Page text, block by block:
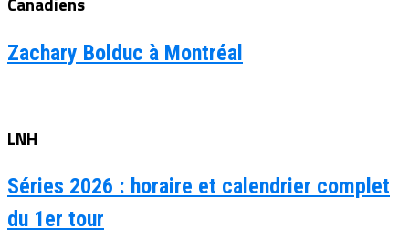
Zachary Bolduc à Montréal
LNH
Séries 2026 : horaire et calendrier complet
du 1er tour